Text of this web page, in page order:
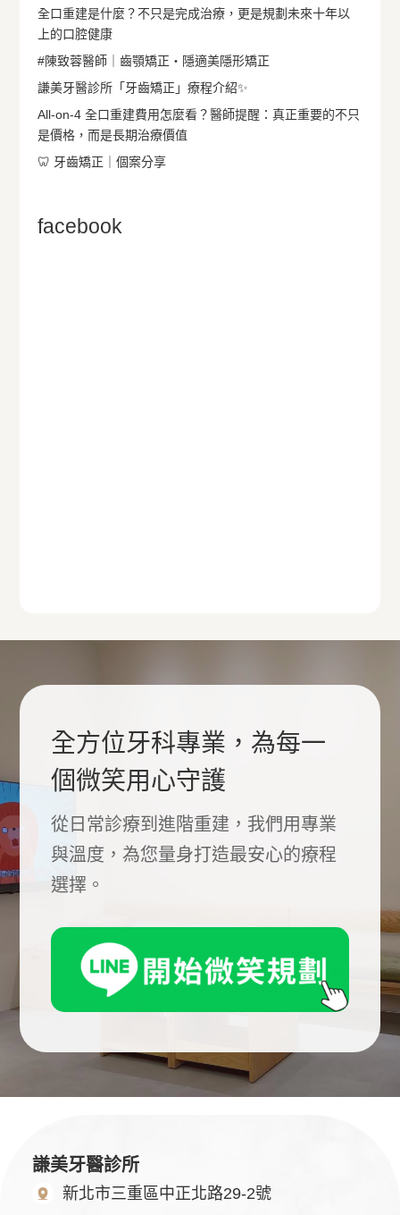
全口重建是什麼？不只是完成治療，更是規劃未來十年以
上的口腔健康
#陳致蓉醫師｜齒顎矯正・隱適美隱形矯正
謙美牙醫診所「牙齒矯正」療程介紹✨
All-on-4 全口重建費用怎麼看？醫師提醒：真正重要的不只
是價格，而是長期治療價值
🦷 牙齒矯正｜個案分享
facebook
全方位牙科專業，為每一
個微笑用心守護
從日常診療到進階重建，我們用專業
與溫度，為您量身打造最安心的療程
選擇。
謙美牙醫診所
新北市三重區中正北路29-2號